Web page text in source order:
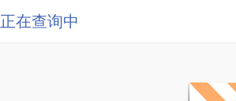
正在查询中